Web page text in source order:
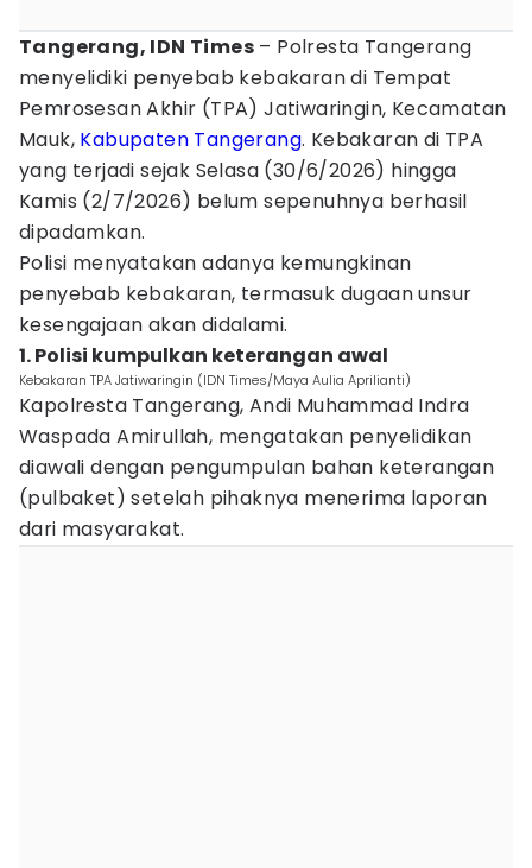
Tangerang, IDN Times – Polresta Tangerang
menyelidiki penyebab kebakaran di Tempat
Pemrosesan Akhir (TPA) Jatiwaringin, Kecamatan
Mauk, Kabupaten Tangerang. Kebakaran di TPA
yang terjadi sejak Selasa (30/6/2026) hingga
Kamis (2/7/2026) belum sepenuhnya berhasil
dipadamkan.
Polisi menyatakan adanya kemungkinan
penyebab kebakaran, termasuk dugaan unsur
kesengajaan akan didalami.
1. Polisi kumpulkan keterangan awal
Kebakaran TPA Jatiwaringin (IDN Times/Maya Aulia Aprilianti)
Kapolresta Tangerang, Andi Muhammad Indra
Waspada Amirullah, mengatakan penyelidikan
diawali dengan pengumpulan bahan keterangan
(pulbaket) setelah pihaknya menerima laporan
dari masyarakat.